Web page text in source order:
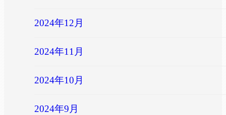
2024年12月
2024年11月
2024年10月
2024年9月